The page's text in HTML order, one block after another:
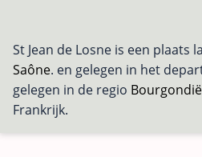
St Jean de Losne is een plaats
Saône. en gelegen in het
gelegen in de regio
Frankrijk.